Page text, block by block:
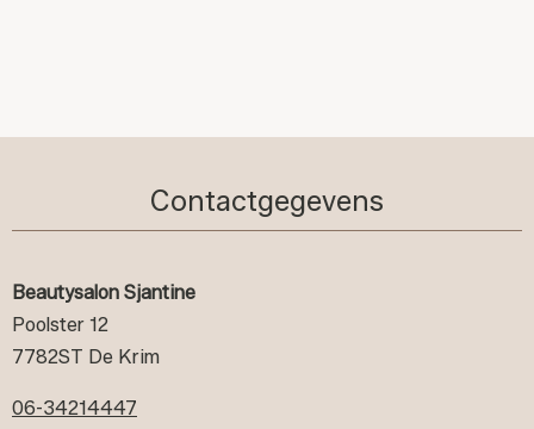
Contactgegevens
Beautysalon Sjantine
Poolster 12
7782ST De Krim
06-34214447